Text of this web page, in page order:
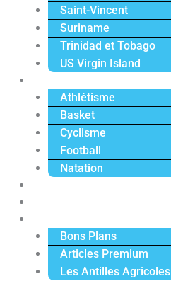
Saint-Vincent
Suriname
Trinidad et Tobago
US Virgin Island
Athlétisme
Basket
Cyclisme
Football
Natation
Bons Plans
Articles Premium
Les Antilles Agricoles